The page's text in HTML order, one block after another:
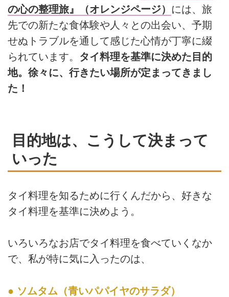
の心の整理旅』（オレンジページ） には、旅
先での新たな食体験や人々との出会い、予期
せぬトラブルを通して感じた心情が丁寧に綴
られています。 タイ料理を基準に決めた目的
地。徐々に、行きたい場所が定まってきまし
た！
目的地は、こうして決まって
いった
タイ料理を知るために行くんだから、好きな
タイ料理を基準に決めよう。
いろいろなお店でタイ料理を食べていくなか
で、私が特に気に入ったのは、
● ソムタム（青いパパイヤのサラダ）